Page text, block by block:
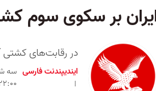
بر سکوی سوم
در رقابت‌های کشتی آزاد قهرمانی سال ۲۰۲۱ جهان در
ایندیپندنت فارسی